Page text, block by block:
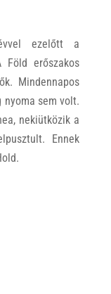
ezelőtt a
Föld erőszakos
Mindennapos
nyoma sem volt.
nekiütközik a
Ennek